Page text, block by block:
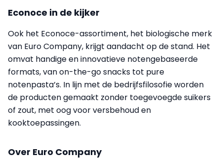
Econoce in de kijker
Ook het Econoce-assortiment, het biologische merk
van Euro Company, krijgt aandacht op de stand. Het
omvat handige en innovatieve notengebaseerde
formats, van on-the-go snacks tot pure
notenpasta’s. In lijn met de bedrijfsfilosofie worden
de producten gemaakt zonder toegevoegde suikers
of zout, met oog voor versbehoud en
kooktoepassingen.
Over Euro Company